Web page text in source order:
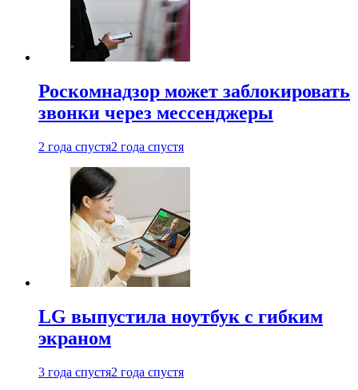
Роскомнадзор может заблокировать
звонки через мессенджеры
2 года спустя2 года спустя
LG выпустила ноутбук с гибким
экраном
3 года спустя2 года спустя